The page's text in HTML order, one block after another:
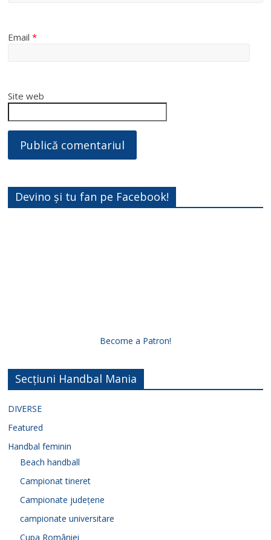
Email*
Site web
Devino și tu fan pe Facebook!
Become a Patron!
Secțiuni Handbal Mania
DIVERSE
Featured
Handbal feminin
Beach handball
Campionat tineret
Campionate județene
campionate universitare
Cupa României